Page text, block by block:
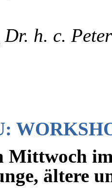
Dr. h. c.
Mittwoch
ältere